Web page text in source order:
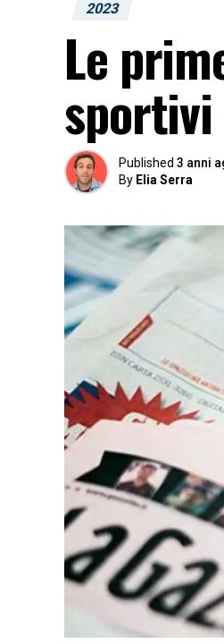
2023
Le
Published 3 anni
By Elia Serra